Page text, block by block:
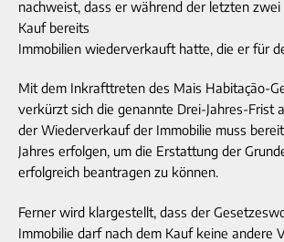
nachweist, dass er während der letzten zwei
Kauf bereits
Immobilien wiederverkauft hatte, die er für
Mit dem Inkrafttreten des Mais Habitação-
verkürzt sich die genannte Drei-Jahres-Frist
der Wiederverkauf der Immobilie muss
Jahres erfolgen, um die Erstattung der
erfolgreich beantragen zu können.
Ferner wird klargestellt, dass der
Immobilie darf nach dem Kauf keine andere